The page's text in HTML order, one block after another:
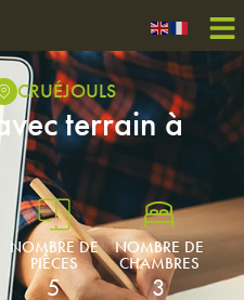
CRUÉJOULS
terrain à
NOMBRE DE
PIÈCES
5
NOMBRE DE
CHAMBRES
3